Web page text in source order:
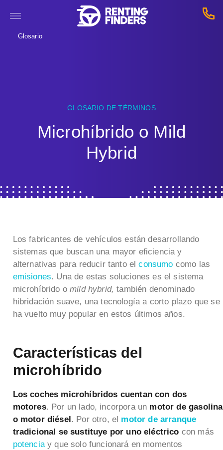
Glosario
GLOSARIO DE TÉRMINOS
Microhíbrido o Mild
Hybrid
Los fabricantes de vehículos están desarrollando
sistemas que buscan una mayor eficiencia y
alternativas para reducir tanto elconsumo como las
emisiones. Una de estas soluciones es el sistema
microhíbrido omild hybrid,también denominado
hibridación suave, una tecnología a corto plazo que se
ha vuelto muy popular en estos últimos años.
Características del
microhíbrido
Los coches microhíbridos cuentan con dos
motores. Por un lado, incorpora un motor de gasolina
o motor diésel . Por otro, el motor de arranque
tradicional se sustituye por uno eléctrico con más
potenciay que solo funcionará en momentos